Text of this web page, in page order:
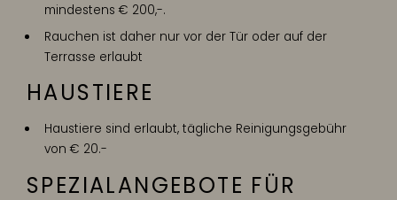
mindestens € 200,-.
Rauchen ist daher nur vor der Tür oder auf der
Terrasse erlaubt
HAUSTIERE
Haustiere sind erlaubt, tägliche Reinigungsgebühr
von € 20.-
SPEZIALANGEBOTE FÜR